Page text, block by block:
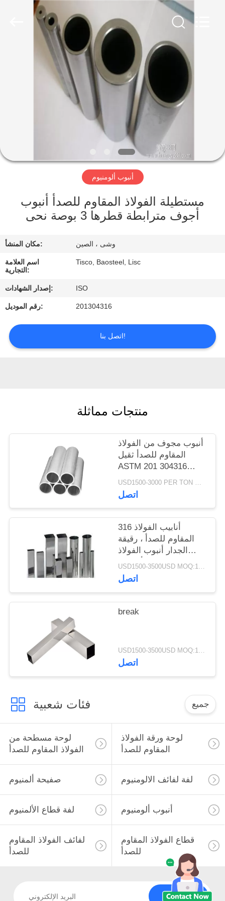
معلومات
عنا
جولة
مراقبة
الجودة
اتصل
بنا
stainlesssteelflatplate.com.
أنبوب ألومنيوم
مستطيلة الفولاذ المقاوم للصدأ أنبوب
أجوف مترابطة قطرها 3 بوصة نحى
مكان المنشأ: وشى ، الصين
اسم العلامة
التجارية:
Tisco, Baosteel, Lisc
إصدار الشهادات: ISO
رقم الموديل: 201304316
اتصل بنا!
منتجات مماثلة
أنبوب مجوف من الفولاذ
المقاوم للصدأ ثقيل
ASTM 201 304316
درجة دوبلكس
USD1500-3000 PER TON MOQ:1TON
اتصل
316 أنابيب الفولاذ
المقاوم للصدأ ، رقيقة
الجدار أنبوب الفولاذ
المقاوم للصدأ عملي
سطوع عالية
USD1500-3500USD MOQ:1 طن
اتصل
break
USD1500-3500USD MOQ:1 طن
اتصل
فئات شعبية جميع
لوحة مسطحة من
الفولاذ المقاوم للصدأ
لوحة ورقة الفولاذ
المقاوم للصدأ
صفيحة ألمنيوم لفة لفائف الالومنيوم
لفة قطاع الألمنيوم أنبوب ألومنيوم
لفائف الفولاذ المقاوم
للصدأ
قطاع الفولاذ المقاوم
للصدأ
الاشتراك